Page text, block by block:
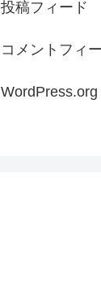
投稿フィード
コメントフィ
WordPress.org